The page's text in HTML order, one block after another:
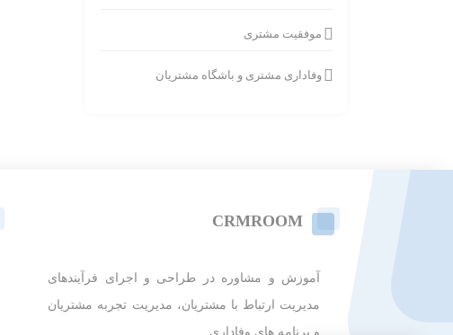
موفقیت مشتری
وفاداری مشتری و باشگاه مشتریان
CRMROOM
آموزش و مشاوره در طراحی و اجرای فرآیندهای
مدیریت ارتباط با مشتریان، مدیریت تجربه مشتریان
و برنامه های وفاداری